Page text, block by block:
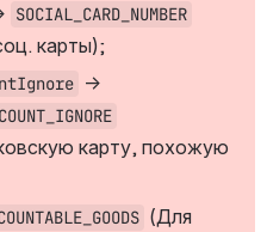
SOCIAL_CARD_NUMBER
карты);
карту, похожую
(Для